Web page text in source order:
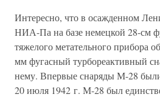
Интересно, что в осажденном
НИА-Па на базе немецкой 28-см
тяжелого метательного прибора
мм фугасный турбореактивный
нему. Впервые снаряды М-28
20 июля 1942 г. М-28 был